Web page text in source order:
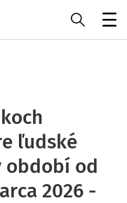
ľudské
období od
2026 -